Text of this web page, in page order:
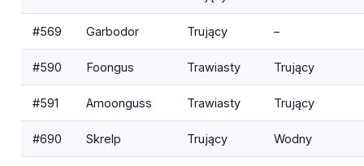
#569 Garbodor Trujący –
#590 Foongus Trawiasty Trujący
#591 Amoonguss Trawiasty Trujący
#690 Skrelp Trujący Wodny